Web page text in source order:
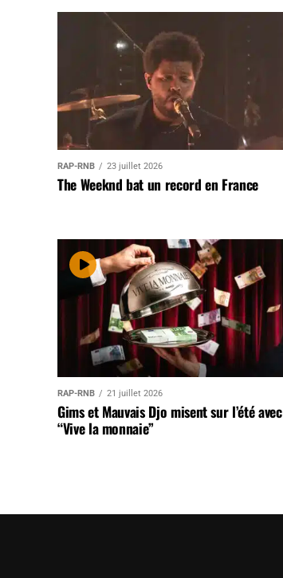
RAP-RNB 23 juillet 2026
The Weeknd bat un record en France
RAP-RNB 21 juillet 2026
Gims et Mauvais Djo misent sur l’été avec
“Vive la monnaie”